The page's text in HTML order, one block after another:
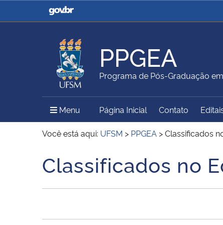
Casa Civil
Ministério da Justiça e
Ministério da Agricultura,
Pecuária e Abastecimento
Ministério da Educação
Ministério do Meio Ambiente Ministério do Turismo
Secretaria de Governo
Gabinete de Segurança
PPGEA
Programa de Pós-Graduação
Menu Menu Principal do Sítio
Página Inicial Contato
Você está aqui: UFSM > PPGEA >Classificados
Início do conteúdo
Classificados no